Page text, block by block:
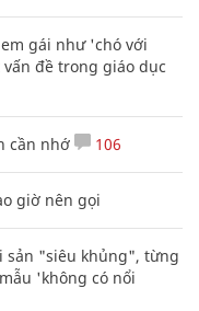
gái như 'chó với
đề trong giáo dục
cần nhớ 106
giờ nên gọi
sản "siêu khủng", từng
'không có nổi